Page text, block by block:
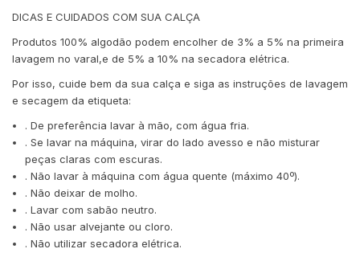
DICAS E CUIDADOS COM SUA CALÇA
Produtos 100% algodão podem encolher de 3% a 5% na primeira
lavagem no varal,e de 5% a 10% na secadora elétrica.
Por isso, cuide bem da sua calça e siga as instruções de lavagem
e secagem da etiqueta:
. De preferência lavar à mão, com água fria.
. Se lavar na máquina, virar do lado avesso e não misturar
peças claras com escuras.
. Não lavar à máquina com água quente (máximo 40º).
. Não deixar de molho.
. Lavar com sabão neutro.
. Não usar alvejante ou cloro.
. Não utilizar secadora elétrica.